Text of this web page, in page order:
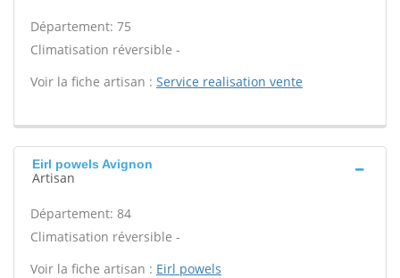
Département: 75
Climatisation réversible -
Voir la fiche artisan : Service realisation vente
Eirl powels Avignon
Artisan
Département: 84
Climatisation réversible -
Voir la fiche artisan : Eirl powels